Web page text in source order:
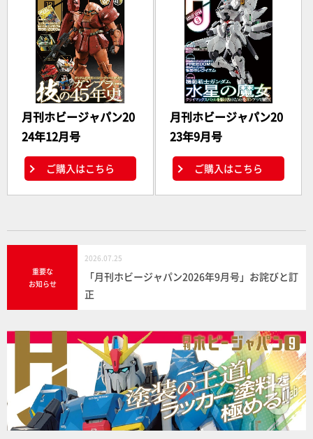
月刊ホビージャパン20
24年12月号
ご購入はこちら
月刊ホビージャパン20
23年9月号
ご購入はこちら
重要な
お知らせ
2026.07.25
「月刊ホビージャパン2026年9月号」お詫びと訂
正